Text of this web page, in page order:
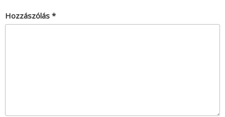
Hozzászólás *